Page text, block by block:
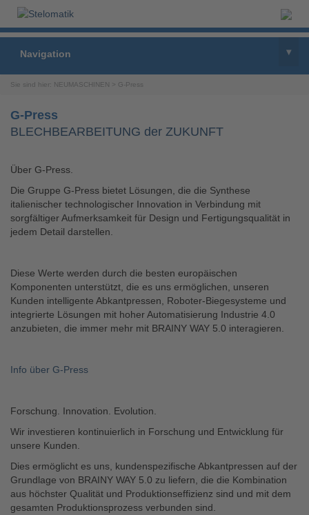
Navigation ▾
Sie sind hier: NEUMASCHINEN > G-Press
G-Press
BLECHBEARBEITUNG der ZUKUNFT
Über G-Press.
Die Gruppe G-Press bietet Lösungen, die die Synthese
italienischer technologischer Innovation in Verbindung mit
sorgfältiger Aufmerksamkeit für Design und Fertigungsqualität in
jedem Detail darstellen.
Diese Werte werden durch die besten europäischen
Komponenten unterstützt, die es uns ermöglichen, unseren
Kunden intelligente Abkantpressen, Roboter-Biegesysteme und
integrierte Lösungen mit hoher Automatisierung Industrie 4.0
anzubieten, die immer mehr mit BRAINY WAY 5.0 interagieren.
Info über G-Press
Forschung. Innovation. Evolution.
Wir investieren kontinuierlich in Forschung und Entwicklung für
unsere Kunden.
Dies ermöglicht es uns, kundenspezifische Abkantpressen auf der
Grundlage von BRAINY WAY 5.0 zu liefern, die die Kombination
aus höchster Qualität und Produktionseffizienz sind und mit dem
gesamten Produktionsprozess verbunden sind.